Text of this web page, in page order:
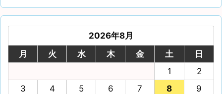
イ
2026年8月
月
火 水 木 金 土
日
1
2
3
4 5 6 7 8
9